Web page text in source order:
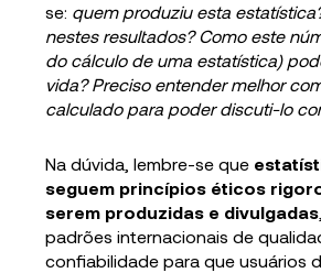
se: quem produziu esta
nestes resultados? Como este
do cálculo de uma estatística)
vida? Preciso entender melhor
calculado para poder discuti-lo
Na dúvida, lembre-se que
seguem princípios éticos
serem produzidas e divulgadas
padrões internacionais de
confiabilidade para que usuários